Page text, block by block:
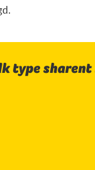
type sharent